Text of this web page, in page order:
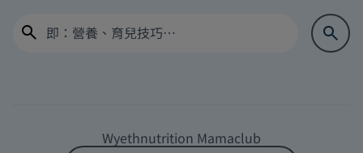
Wyethnutrition Mamaclub